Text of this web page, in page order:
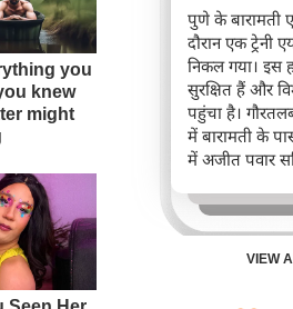
पुणे के बारामती
दौरान एक ट्रेनी
निकल गया। इस
सुरक्षित हैं और
पहुंचा है।
में बारामती के
में अजीत पवार
VIEW